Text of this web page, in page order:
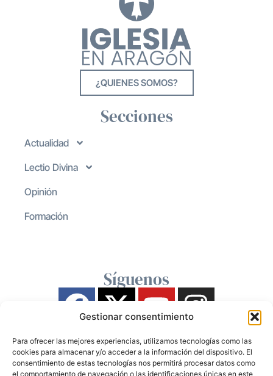
Gestionar consentimiento
Para ofrecer las mejores experiencias, utilizamos tecnologías como las
cookies para almacenar y/o acceder a la información del dispositivo. El
consentimiento de estas tecnologías nos permitirá procesar datos como
el comportamiento de navegación o las identificaciones únicas en este
¿QUIENES SOMOS?
Secciones
Actualidad
Lectio Divina
Opinión
Formación
Síguenos